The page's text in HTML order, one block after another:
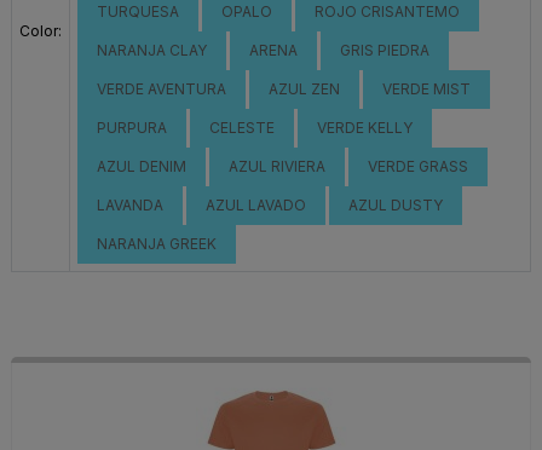
Color:
TURQUESA OPALO ROJO CRISANTEMO
NARANJA CLAY ARENA GRIS PIEDRA
VERDE AVENTURA AZUL ZEN VERDE MIST
PURPURA CELESTE VERDE KELLY
AZUL DENIM AZUL RIVIERA VERDE GRASS
LAVANDA AZUL LAVADO AZUL DUSTY
NARANJA GREEK